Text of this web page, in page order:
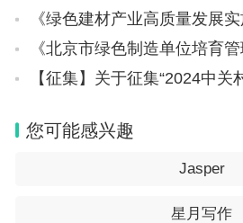
《绿色建材产业高质量发展实
《北京市绿色制造单位培育管
【征集】关于征集“2024中关村轨道交通国
您可能感兴趣
Jasper
星月写作